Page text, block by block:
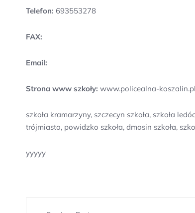
Telefon: 693553278
FAX:
Email:
Strona www szkoły: www.policealna-koszalin.pl
szkoła kramarzyny, szczecyn szkoła, szkoła
trójmiasto, powidzko szkoła, dmosin szkoła,
yyyyy